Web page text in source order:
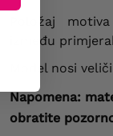
Položaj
između
Model nosi
Napomena:
obratite